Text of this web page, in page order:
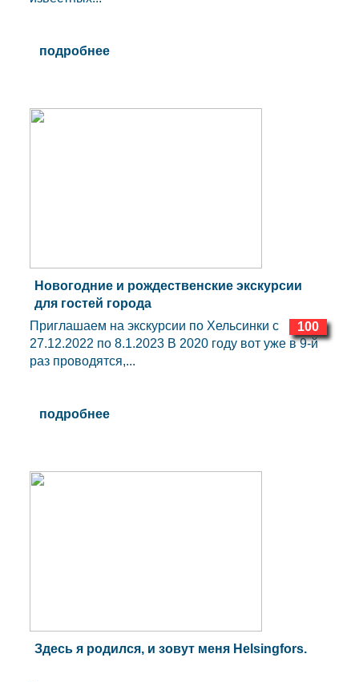
подробнее
Новогодние и рождественские экскурсии
для гостей города
Приглашаем на экскурсии по Хельсинки c
27.12.2022 по 8.1.2023 В 2020 году вот уже в 9-й
раз проводятся,...
подробнее
100
Здесь я родился, и зовут меня Helsingfors.